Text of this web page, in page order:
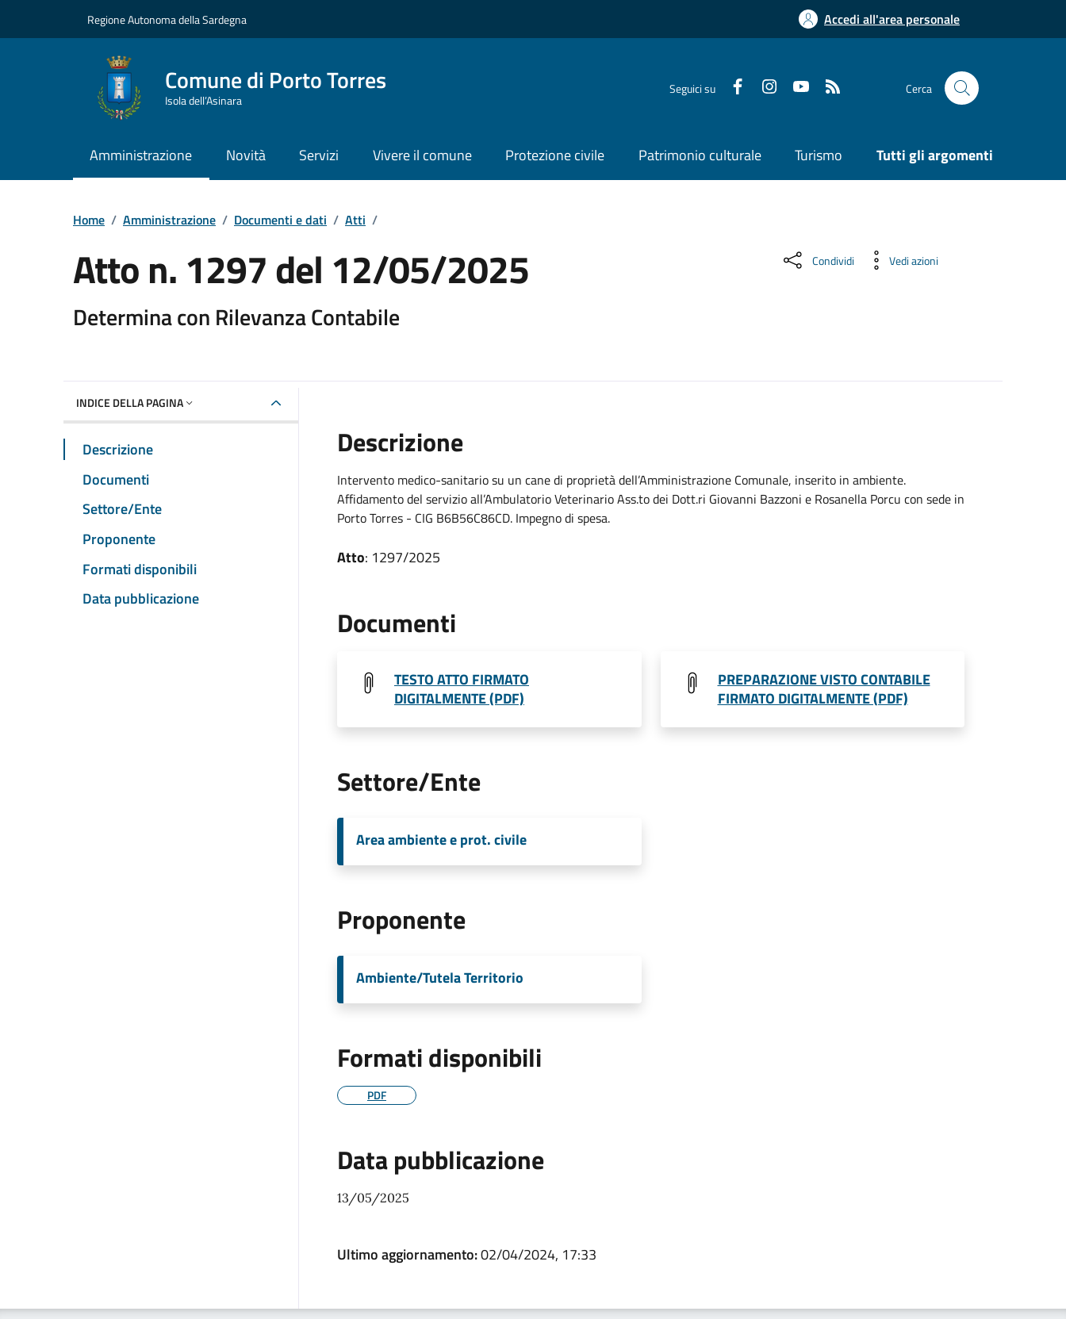
Regione Autonoma della Sardegna Accedi all'area personale
Comune di Porto Torres
Isola dell’Asinara
Seguici su Cerca
Amministrazione Novità Servizi Vivere il comune Protezione civile Patrimonio culturale Turismo Tutti gli argomenti
Home / Amministrazione / Documenti e dati / Atti /
Atto n. 1297 del 12/05/2025
Determina con Rilevanza Contabile
Condividi Vedi azioni
INDICE DELLA PAGINA
Descrizione
Documenti
Settore/Ente
Proponente
Formati disponibili
Data pubblicazione
Descrizione
Intervento medico-sanitario su un cane di proprietà dell’Amministrazione Comunale, inserito in ambiente.
Affidamento del servizio all’Ambulatorio Veterinario Ass.to dei Dott.ri Giovanni Bazzoni e Rosanella Porcu con sede in
Porto Torres - CIG B6B56C86CD. Impegno di spesa.
Atto: 1297/2025
Documenti
TESTO ATTO FIRMATO
DIGITALMENTE (PDF)
PREPARAZIONE VISTO CONTABILE
FIRMATO DIGITALMENTE (PDF)
Settore/Ente
Area ambiente e prot. civile
Proponente
Ambiente/Tutela Territorio
Formati disponibili
PDF
Data pubblicazione
13/05/2025
Ultimo aggiornamento:02/04/2024, 17:33